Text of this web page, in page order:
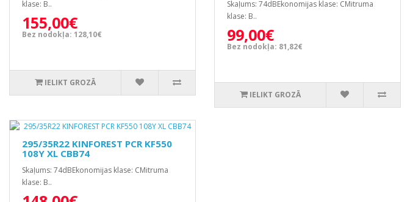
klase: B..
155,00€
Bez nodokļa: 128,10€
IELIKT GROZĀ
Skaļums: 74dBEkonomijas klase: CMitruma
klase: B..
99,00€
Bez nodokļa: 81,82€
IELIKT GROZĀ
295/35R22 KINFOREST PCR KF550
108Y XL CBB74
Skaļums: 74dBEkonomijas klase: CMitruma
klase: B..